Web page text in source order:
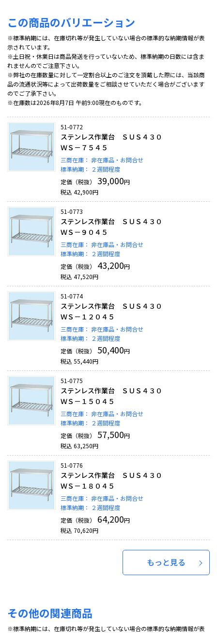
この商品のバリエーション
※標準納期には、在庫切れ等が発生していない場合の標準的な納期情報が表
示されています。
※土日祝・休業日は商品発送を行っていないため、標準納期の日数には含ま
れませんのでご注意下さい。
※弊社の在庫数量に対して一定割合以上のご注文を頂戴した際には、当該商
品の流通状況等によって出荷数量をご相談させていただく場合がございます
のでご了承下さい。
※在庫数は2026年8月7日 午前9:00現在のものです。
51-0772
ステンレス作業台 ＳＵＳ４３０
ＷＳ－７５４５
三商在庫： 非在庫品・お問合せ
標準納期：
２週間程度
定価（税抜）
39,000円
税込 42,900円
51-0773
ステンレス作業台 ＳＵＳ４３０
ＷＳ－９０４５
三商在庫： 非在庫品・お問合せ
標準納期：
２週間程度
定価（税抜）
43,200円
税込 47,520円
51-0774
ステンレス作業台 ＳＵＳ４３０
ＷＳ－１２０４５
三商在庫： 非在庫品・お問合せ
標準納期：
２週間程度
定価（税抜）
50,400円
税込 55,440円
51-0775
ステンレス作業台 ＳＵＳ４３０
ＷＳ－１５０４５
三商在庫： 非在庫品・お問合せ
標準納期：
２週間程度
定価（税抜）
57,500円
税込 63,250円
51-0776
ステンレス作業台 ＳＵＳ４３０
ＷＳ－１８０４５
三商在庫： 非在庫品・お問合せ
標準納期：
２週間程度
定価（税抜）
64,200円
税込 70,620円
もっと見る
その他の関連商品
※標準納期には、在庫切れ等が発生していない場合の標準的な納期情報が表